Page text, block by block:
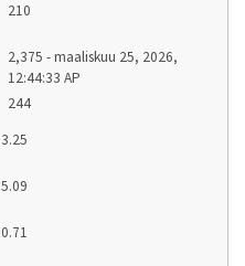
210
2,375 - maaliskuu 25, 2026,
12:44:33 AP
244
3.25
5.09
0.71